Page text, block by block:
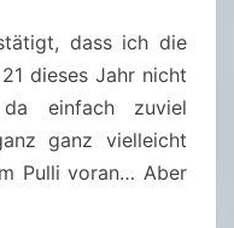
dass ich die
dieses Jahr nicht
einfach zuviel
ganz vielleicht
Pulli voran… Aber